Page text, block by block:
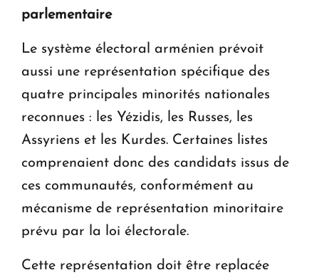
parlementaire
Le système électoral arménien prévoit
aussi une représentation spécifique des
quatre principales minorités nationales
reconnues : les Yézidis, les Russes, les
Assyriens et les Kurdes. Certaines listes
comprenaient donc des candidats issus de
ces communautés, conformément au
mécanisme de représentation minoritaire
prévu par la loi électorale.
Cette représentation doit être replacée